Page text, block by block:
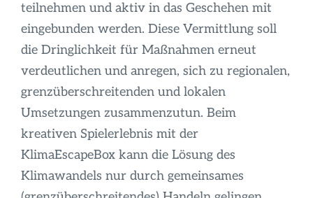
teilnehmen und aktiv in das Geschehen mit
eingebunden werden. Diese Vermittlung soll
die Dringlichkeit für Maßnahmen erneut
verdeutlichen und anregen, sich zu regionalen,
grenzüberschreitenden und lokalen
Umsetzungen zusammenzutun. Beim
kreativen Spielerlebnis mit der
KlimaEscapeBox kann die Lösung des
Klimawandels nur durch gemeinsames